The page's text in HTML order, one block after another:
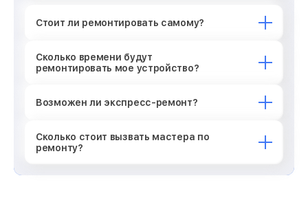
Стоит ли ремонтировать самому?
Сколько времени будут
ремонтировать мое устройство?
Возможен ли экспресс-ремонт?
Сколько стоит вызвать мастера по
ремонту?